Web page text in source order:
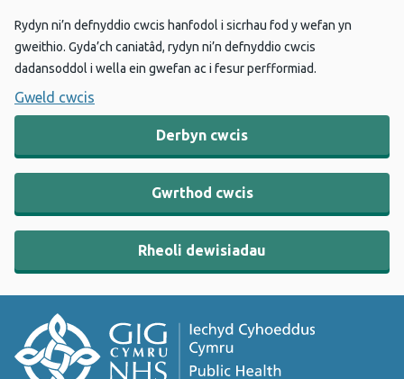
Rydyn ni’n defnyddio cwcis hanfodol i sicrhau fod y wefan yn
gweithio. Gyda’ch caniatâd, rydyn ni’n defnyddio cwcis
dadansoddol i wella ein gwefan ac i fesur perfformiad.
Gweld cwcis
Derbyn cwcis
Gwrthod cwcis
Rheoli dewisiadau